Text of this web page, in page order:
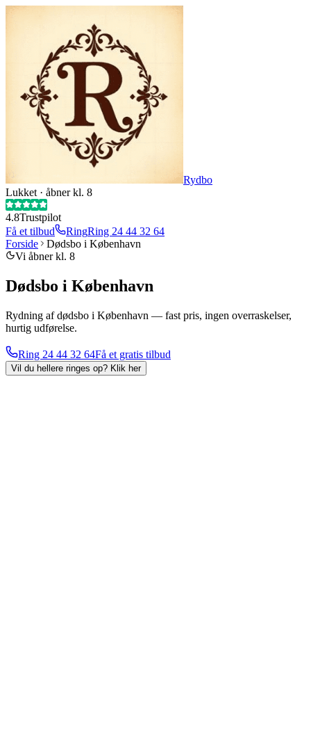
Rydbo
Lukket · åbner kl. 8
4.8Trustpilot
Få et tilbud
RingRing 24 44 32 64
Forside
Dødsbo i København
Vi åbner kl. 8
Dødsbo i København
Rydning af dødsbo i København — fast pris, ingen overraskelser,
hurtig udførelse.
Ring 24 44 32 64Få et gratis tilbud
Vil du hellere ringes op? Klik her